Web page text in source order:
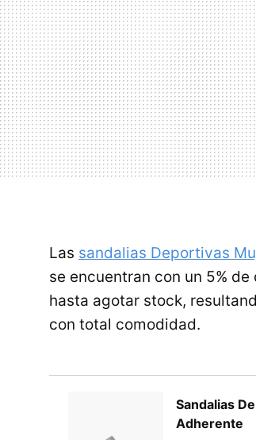
Las sandalias Deportivas
se encuentran con un 5%
hasta agotar stock,
con total comodidad.
Sandalias
Adherente